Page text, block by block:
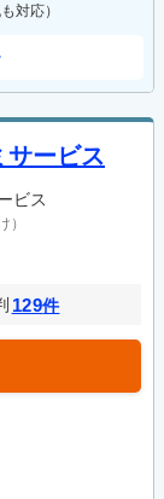
対応）
サービス
ビス
）
129件